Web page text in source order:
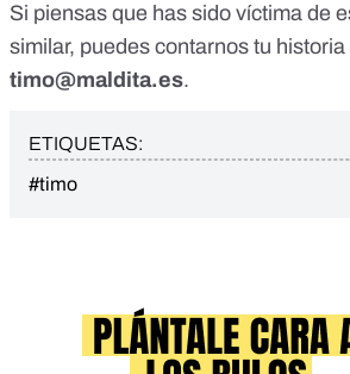
Si piensas que has sido víctima de
similar, puedes contarnos tu
timo@maldita.es.
ETIQUETAS:
#timo